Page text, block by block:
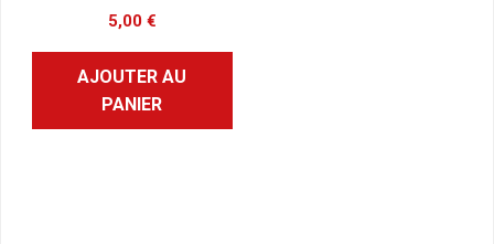
5,00 €
AJOUTER AU
PANIER